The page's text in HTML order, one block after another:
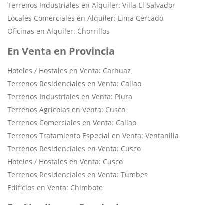
Terrenos Industriales en Alquiler: Villa El Salvador
Locales Comerciales en Alquiler: Lima Cercado
Oficinas en Alquiler: Chorrillos
En Venta en Provincia
Hoteles / Hostales en Venta: Carhuaz
Terrenos Residenciales en Venta: Callao
Terrenos Industriales en Venta: Piura
Terrenos Agricolas en Venta: Cusco
Terrenos Comerciales en Venta: Callao
Terrenos Tratamiento Especial en Venta: Ventanilla
Terrenos Residenciales en Venta: Cusco
Hoteles / Hostales en Venta: Cusco
Terrenos Residenciales en Venta: Tumbes
Edificios en Venta: Chimbote